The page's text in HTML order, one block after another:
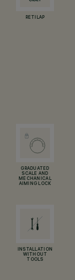
RETILAP
GRADUATED
SCALE AND
MECHANICAL
AIMING LOCK
INSTALLATION
WITHOUT
TOOLS